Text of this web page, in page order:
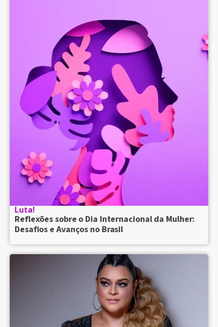
Luta!
Reflexões sobre o Dia Internacional da Mulher:
Desafios e Avanços no Brasil